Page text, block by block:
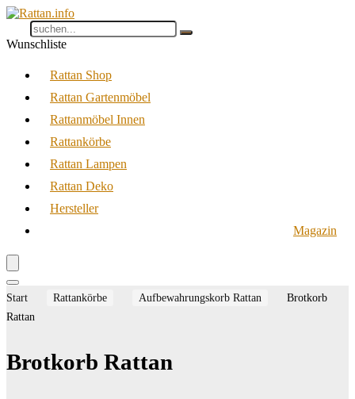
Wunschliste
Rattan Shop
Rattan Gartenmöbel
Rattanmöbel Innen
Rattankörbe
Rattan Lampen
Rattan Deko
Hersteller
Magazin
Start Rattankörbe Aufbewahrungskorb Rattan
Brotkorb
Rattan
Brotkorb Rattan